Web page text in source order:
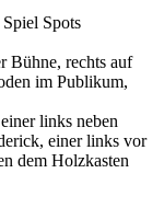
Spots
Bühne, rechts auf
im Publikum,
links neben
einer links vor
dem Holzkasten